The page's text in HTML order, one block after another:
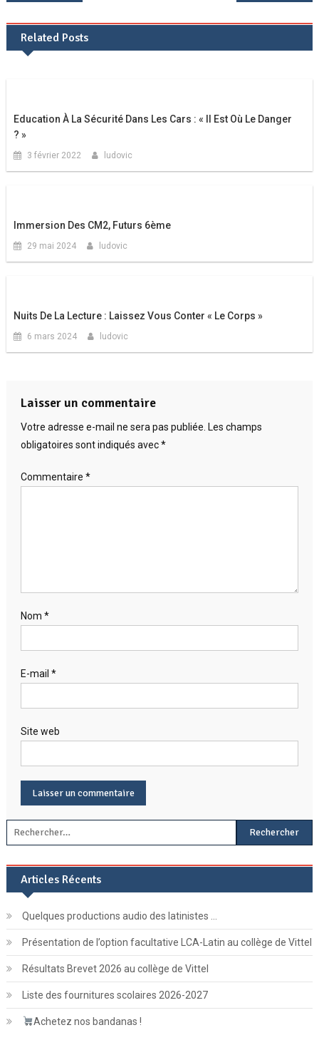
de
l’article
Related Posts
Education À La Sécurité Dans Les Cars : « Il Est Où Le Danger
? »
3 février 2022 ludovic
Immersion Des CM2, Futurs 6ème
29 mai 2024 ludovic
Nuits De La Lecture : Laissez Vous Conter « Le Corps »
6 mars 2024 ludovic
Laisser un commentaire
Votre adresse e-mail ne sera pas publiée. Les champs
obligatoires sont indiqués avec*
Commentaire *
Nom *
E-mail *
Site web
Rechercher :
Articles Récents
Quelques productions audio des latinistes …
Présentation de l’option facultative LCA-Latin au collège de Vittel
Résultats Brevet 2026 au collège de Vittel
Liste des fournitures scolaires 2026-2027
Achetez nos bandanas !